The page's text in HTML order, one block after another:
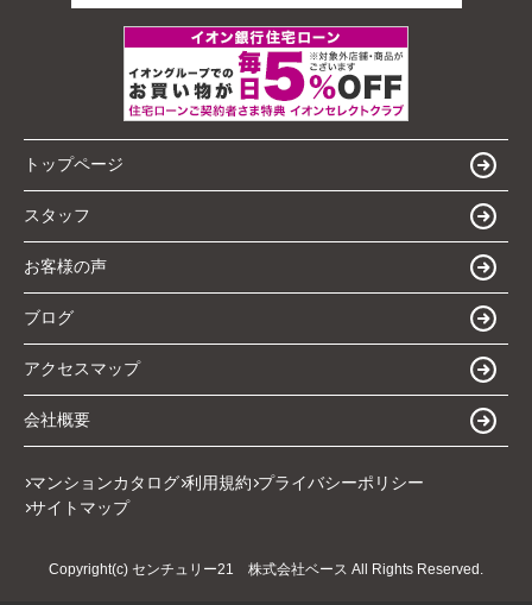
トップページ
スタッフ
お客様の声
ブログ
アクセスマップ
会社概要
マンションカタログ 利用規約 プライバシーポリシー
サイトマップ
Copyright(c) センチュリー21 株式会社ベース All Rights Reserved.